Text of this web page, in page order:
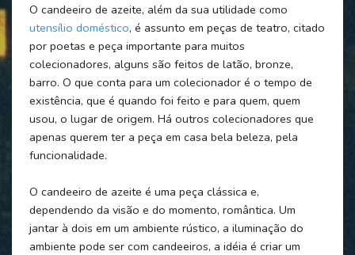
O candeeiro de azeite, além da sua utilidade como
utensílio doméstico, é assunto em peças de teatro, citado
por poetas e peça importante para muitos
colecionadores, alguns são feitos de latão, bronze,
barro. O que conta para um colecionador é o tempo de
existência, que é quando foi feito e para quem, quem
usou, o lugar de origem. Há outros colecionadores que
apenas querem ter a peça em casa bela beleza, pela
funcionalidade.
O candeeiro de azeite é uma peça clássica e,
dependendo da visão e do momento, romântica. Um
jantar à dois em um ambiente rústico, a iluminação do
ambiente pode ser com candeeiros, a idéia é criar um